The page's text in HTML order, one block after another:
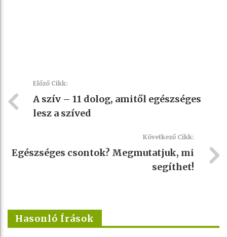
Előző Cikk:
A szív – 11 dolog, amitől egészséges
lesz a szíved
Következő Cikk:
Egészséges csontok? Megmutatjuk, mi
segíthet!
Hasonló Írások